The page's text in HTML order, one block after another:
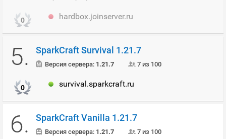
0 hardbox.joinserver.ru
5. SparkCraft Survival 1.21.7
Версия сервера: 1.21.7 7 из 100
0 survival.sparkcraft.ru
6. SparkCraft Vanilla 1.21.7
Версия сервера: 1.21.7 7 из 100